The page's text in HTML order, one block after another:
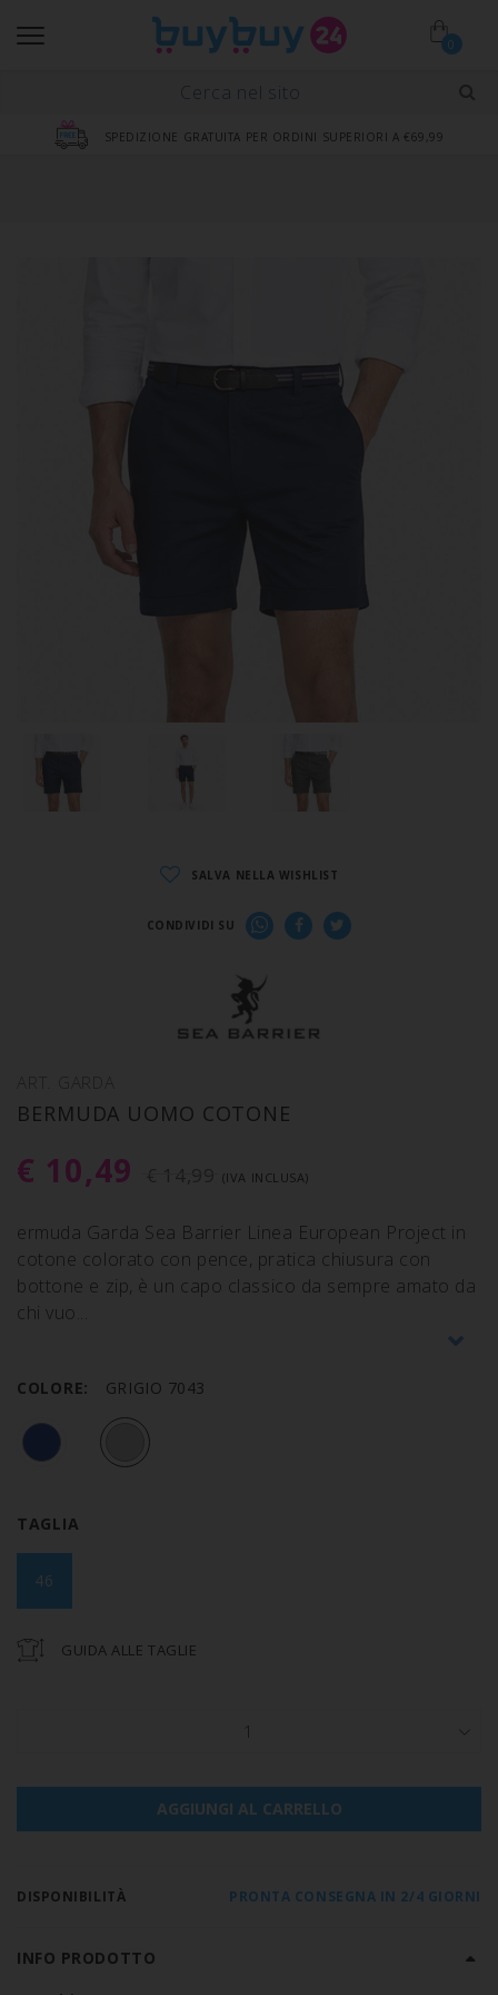
0
SPEDIZIONE GRATUITA PER ORDINI SUPERIORI A €69,99
SALVA NELLA WISHLIST
CONDIVIDI SU
BERMUDA UOMO COTONE
€ 10,49 (IVA INCLUSA)
ermuda Garda Sea Barrier Linea European Project in
cotone colorato con pence, pratica chiusura con
bottone e zip, è un capo classico da sempre amato da
chi vuo
COLORE: GRIGIO 7043
TAGLIA
46
GUIDA ALLE TAGLIE
1
AGGIUNGI AL CARRELLO
DISPONIBILITÀ PRONTA CONSEGNA IN 2/4 GIORNI
INFO PRODOTTO